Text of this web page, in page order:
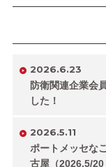
2026.6.23
防衛関連企業会
した！
2026.5.11
ポートメッセな
古屋（2026.5/20